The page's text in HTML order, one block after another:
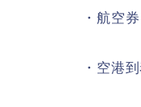
・航空
・空港